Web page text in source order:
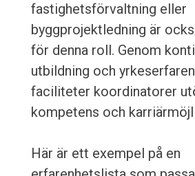
fastighetsförvaltning eller
byggprojektledning är
för denna roll. Genom
utbildning och
faciliteter koordinatorer
kompetens och
Här är ett exempel på en